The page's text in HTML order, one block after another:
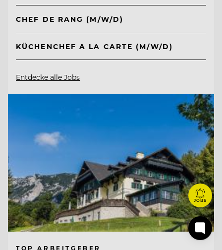
CHEF DE RANG (M/W/D)
KÜCHENCHEF A LA CARTE (M/W/D)
Entdecke alle Jobs
TOP ARBEITGEBER
JOBS